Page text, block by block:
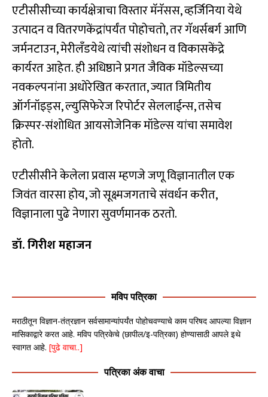
एटीसीसीच्या कार्यक्षेत्राचा विस्तार मॅनॅसस, व्हर्जिनिया येथे
उत्पादन व वितरणकेंद्रांपर्यंत पोहोचतो, तर गॅथर्सबर्ग आणि
जर्मनटाउन, मेरीलँडयेथे त्यांची संशोधन व विकासकेंद्रे
कार्यरत आहेत. ही अधिष्ठाने प्रगत जैविक मॉडेल्सच्या
नवकल्पनांना अधोरेखित करतात, ज्यात त्रिमितीय
ऑर्गनॉइड्स, ल्युसिफेरेज रिपोर्टर सेललाईन्स, तसेच
क्रिस्पर-संशोधित आयसोजेनिक मॉडेल्स यांचा समावेश
होतो.
एटीसीसीने केलेला प्रवास म्हणजे जणू विज्ञानातील एक
जिवंत वारसा होय, जो सूक्ष्मजगताचे संवर्धन करीत,
विज्ञानाला पुढे नेणारा सुवर्णमानक ठरतो.
डॉ. गिरीश महाजन
मविप पत्रिका
मराठीतून विज्ञान-तंत्रज्ञान सर्वसामान्यांपर्यंत पोहोचवण्याचे काम परिषद आपल्या विज्ञान
मासिकाद्वारे करत आहे. मविप पत्रिकेचे (छापील/इ-पत्रिका) होण्यासाठी आपले इथे
स्वागत आहे. [पुढे वाचा..]
पत्रिका अंक वाचा